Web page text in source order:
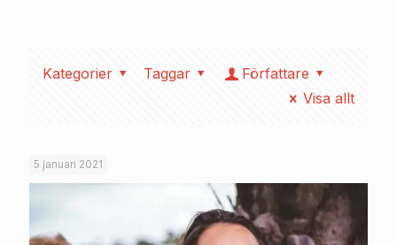
Kategorier Taggar
Författare
Visa allt
5 januari 2021